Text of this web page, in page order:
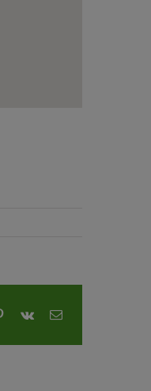
Pinterest
Vk
E-